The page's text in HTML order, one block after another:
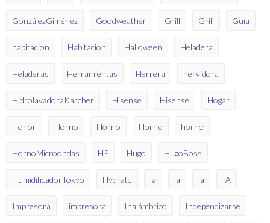
GonzálezGiménez Goodweather Grill Grill Guía
habitacion Habitacion Halloween Heladera
Heladeras Herramientas Herrera hervidora
HidrolavadoraKarcher Hisense Hisense Hogar
Honor Horno Horno Horno horno
HornoMicroondas HP Hugo HugoBoss
HumidificadorTokyo Hydrate ia ia ia IA
Impresora impresora Inalámbrico Independizarse